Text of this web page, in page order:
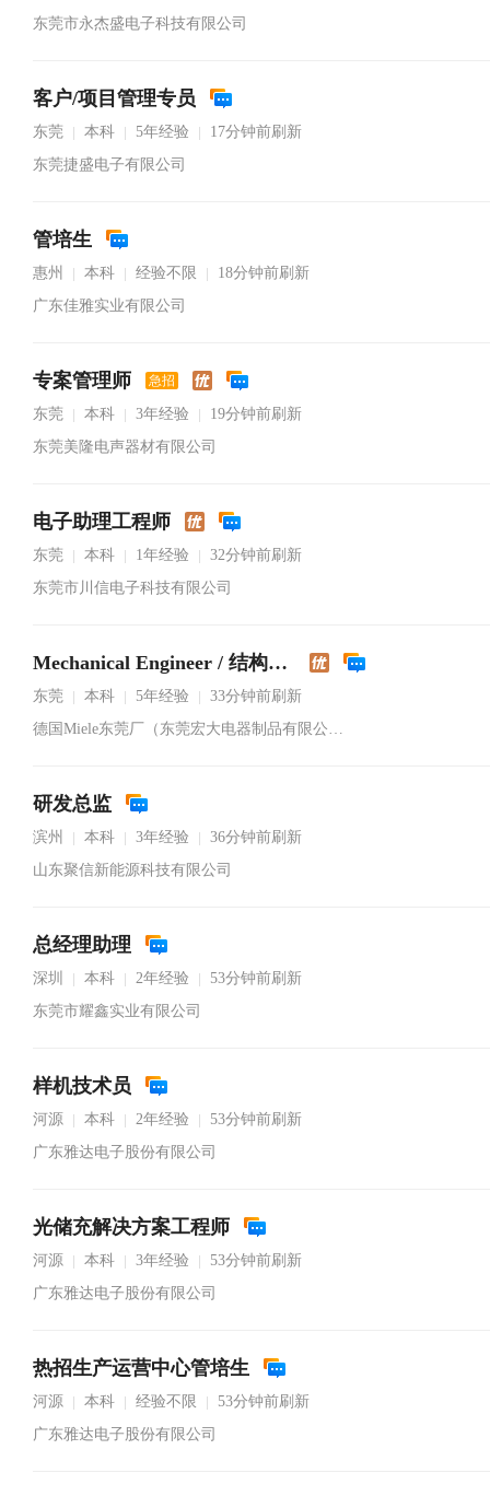
东莞市永杰盛电子科技有限公司
客户/项目管理专员
东莞 本科 5年经验
17分钟前刷新
东莞捷盛电子有限公司
管培生
惠州 本科 经验不限
18分钟前刷新
广东佳雅实业有限公司
专案管理师 急招
东莞 本科 3年经验
19分钟前刷新
东莞美隆电声器材有限公司
电子助理工程师
东莞 本科 1年经验
32分钟前刷新
东莞市川信电子科技有限公司
Mechanical Engineer / 结构工程师
东莞 本科 5年经验
33分钟前刷新
德国Miele东莞厂（东莞宏大电器制品有限公司）
研发总监
滨州 本科 3年经验
36分钟前刷新
山东聚信新能源科技有限公司
总经理助理
深圳 本科 2年经验
53分钟前刷新
东莞市耀鑫实业有限公司
样机技术员
河源 本科 2年经验
53分钟前刷新
广东雅达电子股份有限公司
光储充解决方案工程师
河源 本科 3年经验
53分钟前刷新
广东雅达电子股份有限公司
热招生产运营中心管培生
河源 本科 经验不限
53分钟前刷新
广东雅达电子股份有限公司